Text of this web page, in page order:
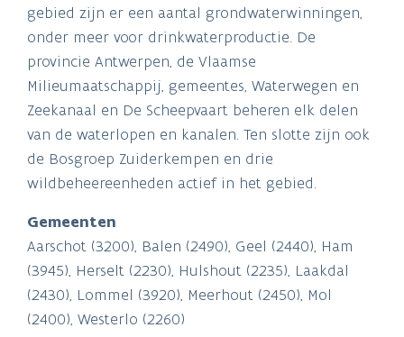
gebied zijn er een aantal grondwaterwinningen,
onder meer voor drinkwaterproductie. De
provincie Antwerpen, de Vlaamse
Milieumaatschappij, gemeentes, Waterwegen en
Zeekanaal en De Scheepvaart beheren elk delen
van de waterlopen en kanalen. Ten slotte zijn ook
de Bosgroep Zuiderkempen en drie
wildbeheereenheden actief in het gebied.
Gemeenten
Aarschot (3200), Balen (2490), Geel (2440), Ham
(3945), Herselt (2230), Hulshout (2235), Laakdal
(2430), Lommel (3920), Meerhout (2450), Mol
(2400), Westerlo (2260)